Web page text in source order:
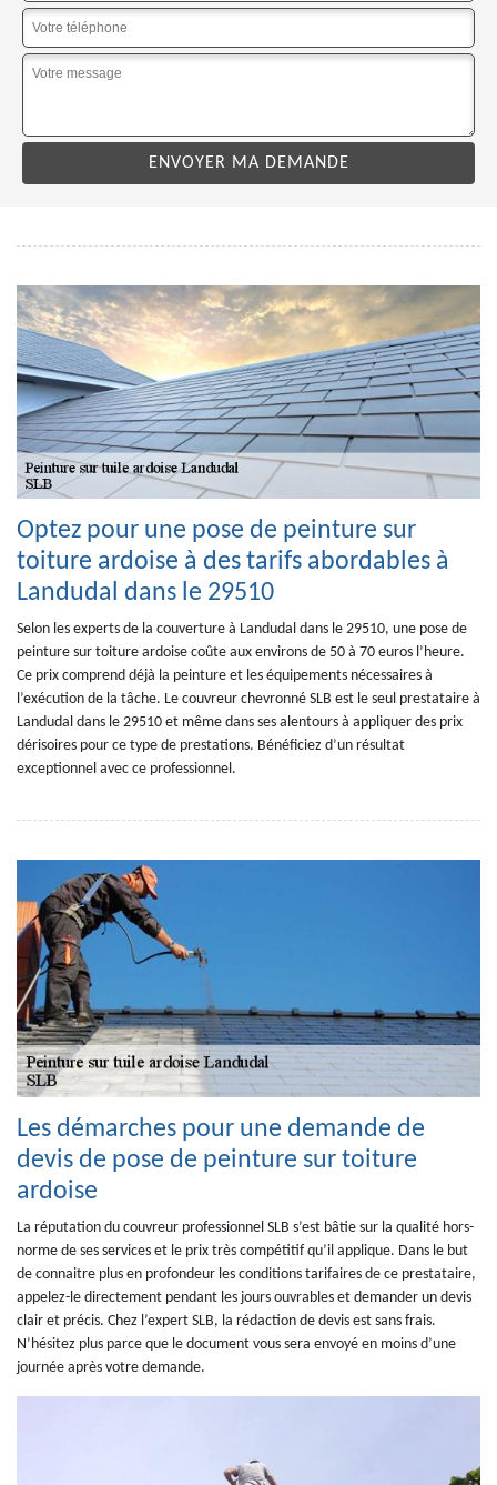
Optez pour une pose de peinture sur
toiture ardoise à des tarifs abordables à
Landudal dans le 29510
Selon les experts de la couverture à Landudal dans le 29510, une pose de
peinture sur toiture ardoise coûte aux environs de 50 à 70 euros l’heure.
Ce prix comprend déjà la peinture et les équipements nécessaires à
l’exécution de la tâche. Le couvreur chevronné SLB est le seul prestataire à
Landudal dans le 29510 et même dans ses alentours à appliquer des prix
dérisoires pour ce type de prestations. Bénéficiez d’un résultat
exceptionnel avec ce professionnel.
Les démarches pour une demande de
devis de pose de peinture sur toiture
ardoise
La réputation du couvreur professionnel SLB s’est bâtie sur la qualité hors-
norme de ses services et le prix très compétitif qu’il applique. Dans le but
de connaitre plus en profondeur les conditions tarifaires de ce prestataire,
appelez-le directement pendant les jours ouvrables et demander un devis
clair et précis. Chez l’expert SLB, la rédaction de devis est sans frais.
N’hésitez plus parce que le document vous sera envoyé en moins d’une
journée après votre demande.